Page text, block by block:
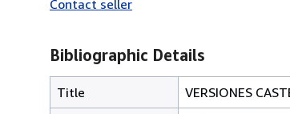
Contact seller
Bibliographic Details
Title
VERSIONES